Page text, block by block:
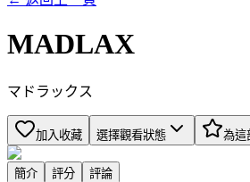
MADLAX
マドラックス
加入收藏 選擇觀看狀態 為這
簡介 評分 評論